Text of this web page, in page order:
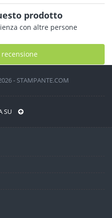
prodotto
con altre persone
- STAMPANTE.COM
SU